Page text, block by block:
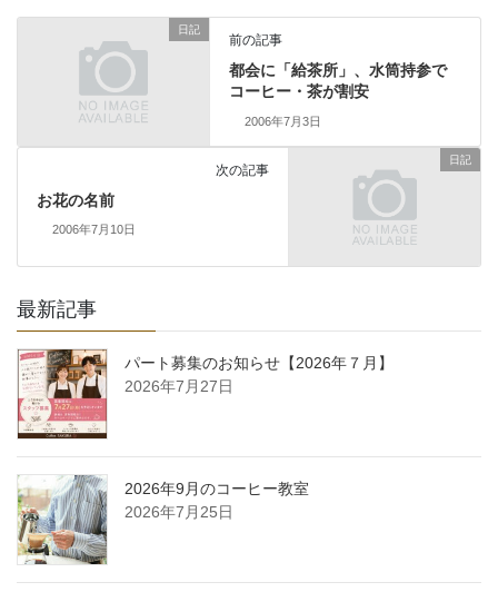
日記
前の記事
都会に「給茶所」、水筒持参で
コーヒー・茶が割安
2006年7月3日
日記
次の記事
お花の名前
2006年7月10日
最新記事
パート募集のお知らせ【2026年７月】
2026年7月27日
2026年9月のコーヒー教室
2026年7月25日